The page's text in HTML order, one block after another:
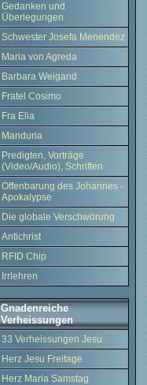
Gedanken und
Überlegungen
Schwester Josefa Menendez
Maria von Agreda
Barbara Weigand
Fratel Cosimo
Fra Elia
Manduria
Predigten, Vorträge
(Video/Audio), Schriften
Offenbarung des Johannes -
Apokalypse
Die globale Verschwörung
Antichrist
RFID Chip
Irrlehren
Gnadenreiche
Verheissungen
33 Verheissungen Jesu
Herz Jesu Freitage
Herz Maria Samstag